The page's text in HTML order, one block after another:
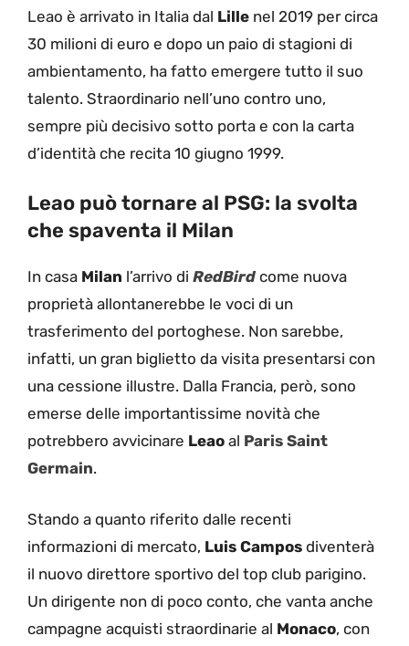
Leao è arrivato in Italia dal Lille nel 2019 per circa
30 milioni di euro e dopo un paio di stagioni di
ambientamento, ha fatto emergere tutto il suo
talento. Straordinario nell’uno contro uno,
sempre più decisivo sotto porta e con la carta
d’identità che recita 10 giugno 1999.
Leao può tornare al PSG: la svolta
che spaventa il Milan
In casa Milan l’arrivo di RedBird come nuova
proprietà allontanerebbe le voci di un
trasferimento del portoghese. Non sarebbe,
infatti, un gran biglietto da visita presentarsi con
una cessione illustre. Dalla Francia, però, sono
emerse delle importantissime novità che
potrebbero avvicinare Leao al Paris Saint
Germain.
Stando a quanto riferito dalle recenti
informazioni di mercato, Luis Campos diventerà
il nuovo direttore sportivo del top club parigino.
Un dirigente non di poco conto, che vanta anche
campagne acquisti straordinarie al Monaco, con